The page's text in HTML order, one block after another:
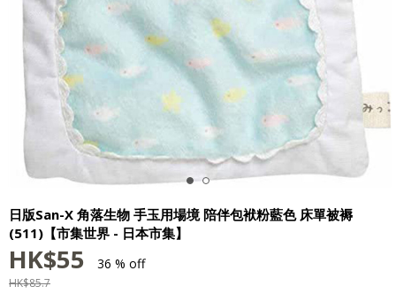
日版San-X 角落生物 手玉用場境 陪伴包袱粉藍色 床單被褥
(511)【市集世界 - 日本市集】
HK$55 36 % off
HK$85.7